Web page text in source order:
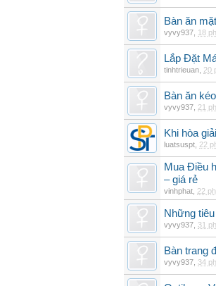
Bàn ăn
vyvy937 18
Lắp Đặt
tinhtrieuan 20
Bàn ăn
vyvy937 21
Khi hòa
luatsuspt 22
Mua Điều
– giá rẻ
vinhphat 22
Những
vyvy937 31
Bàn trang
vyvy937 34